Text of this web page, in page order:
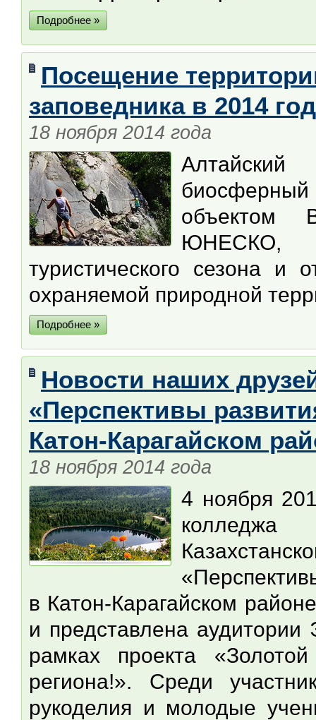
Подробнее »
Посещение
заповедника в 2014
18 ноября 2014 года
объектом
ЮНЕСКО,
туристического сезона
охраняемой природной
Подробнее »
Новости наших
«Перспективы
Катон-Карагайском
18 ноября 2014 года
4 ноября
в Катон-Карагайском
и представлена аудитории
рамках проекта
региона!». Среди
рукоделия и молодые